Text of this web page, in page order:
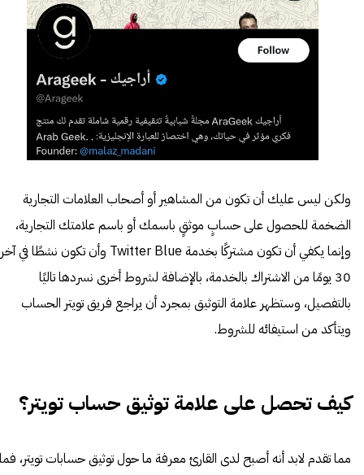
ولكن ليس عليك أن تكون من المشاهير أو أصحاب العلامات التجارية
الضخمة للحصول على حسابٍ موثقٍ باسمك أو باسم علامتك التجارية،
وإنما يكفي أن تكون مشتركًا بخدمة Twitter Blue وأن تكون نشطًا في آخر
30 يومًا من الاشتراك بالخدمة، بالإضافة لشروط أخرى نسردها تاليًا
بالتفصيل، وستظهر علامة التوثيق بمجرد أن يراجع فريق تويتر الحساب
ويتأكد من استيفائه للشروط.
كيف تحصل على علامة توثيق حساب تويتر؟
مما تقدم لابد أنه أصبح لدى القارئ معرفة ما حول توثيق حسابات تويتر، فما